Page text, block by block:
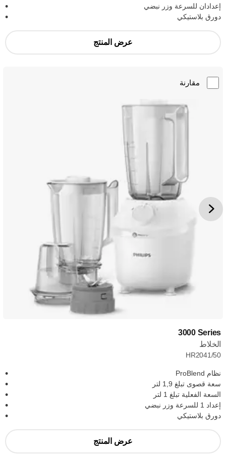
إعدادان للسرعة وزر نبضي
دورق بلاستيكي
عرض المنتج
مقارنة
‎3000 Series
الخلاط
HR2041/50
نظام ProBlend
سعة قصوى تبلغ 1,9 لتر
السعة الفعلية تبلغ 1 لتر
إعداد 1 للسرعة وزر نبضي
دورق بلاستيكي
عرض المنتج